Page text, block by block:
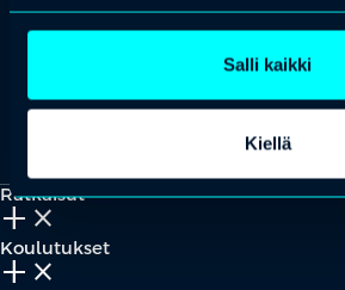
Salli kaikki
Kiellä
Ratkaisut
add_2 close
Koulutukset
add_2 close